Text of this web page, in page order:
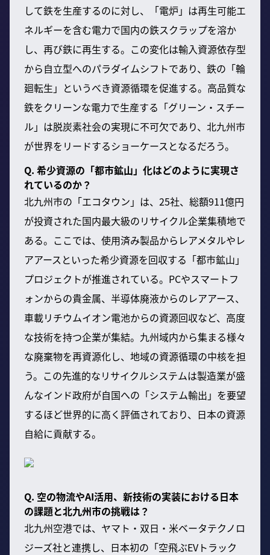
して鉄を生産するのに対し、「電炉」は再生可能エ
ネルギーを含む電力で国内の鉄スクラップを溶か
し、再び鉄に再生する。この変化は輸入資源依存型
から自立型へのパラダイムシフトであり、鉄の「輪
廻転生」というべき資源循環を促進する。高品質な
鉄をクリーンな電力で生産する「グリーン・スチー
ル」は脱炭素社会の実現に不可欠であり、北九州市
が世界をリードするショーケースとなるだろう。
Q. 希少資源の「都市鉱山」化はどのように実現さ
れているのか？
北九州市の「エコタウン」は、25社、総額911億円
が投資された国内最大級のリサイクル企業集積地で
ある。ここでは、使用済み製品からレアメタルやレ
アアースといった希少資源を回収する「都市鉱山」
プロジェクトが推進されている。PCやスマートフ
ォンからの貴金属、半導体廃液からのレアアース、
車載リチウムイオン電池からの資源回収など、高度
な技術を持つ企業が集結。九州域内から集まる様々
な廃棄物を再資源化し、地域の資源循環の中核を担
う。この先進的なリサイクルシステムは製造業が盛
んなインド政府が自国への「システム輸出」を要望
するほど世界的に高く評価されており、日本の資源
自給に貢献する。
Q. 空の物流やAI活用、新技術の実装における日本
の課題と北九州市の挑戦は？
北九州空港では、ヤマト・双日・米ベータテクノロ
ジーズ社と連携し、日本初の「空飛ぶEVトラック